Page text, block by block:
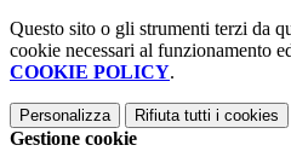
Questo sito o gli strumenti terzi da
cookie necessari al funzionamento
COOKIE POLICY.
Personalizza Rifiuta tutti i cookies
Gestione cookie